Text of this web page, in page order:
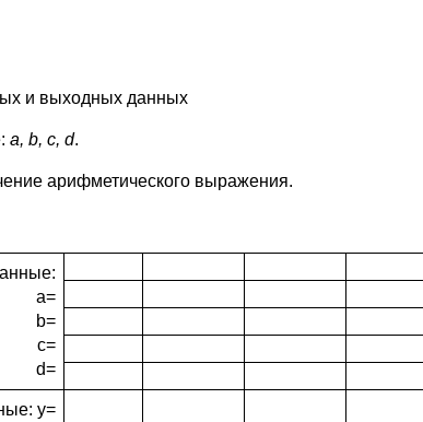
и выходных данных
a, b, c, d.
арифметического выражения.
a=
b=
c=
d=
у=